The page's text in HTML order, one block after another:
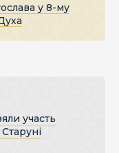
у 8-му
участь